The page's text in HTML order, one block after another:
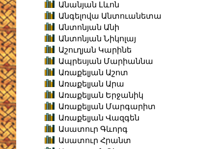
Անանյան Լևոն
Անգելովա Անտուանետա
Անտոնյան Անի
Անտոնյան Նիկոլայ
Աշուղյան Կարինե
Ապրեսյան Մարիաննա
Առաքելյան Աշոտ
Առաքելյան Արա
Առաքելյան Երջանիկ
Առաքելյան Մարգարիտ
Առաքելյան Վազգեն
Ասատուր Գևորգ
Ասատուր Հրանտ